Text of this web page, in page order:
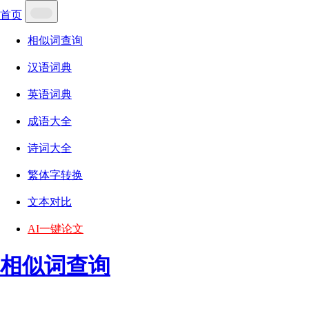
首页
相似词查询
汉语词典
英语词典
成语大全
诗词大全
繁体字转换
文本对比
AI一键论文
相似词查询